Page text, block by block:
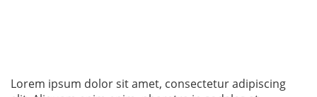
Lorem ipsum dolor sit amet, consectetur adipiscing